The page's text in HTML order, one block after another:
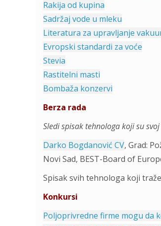
Rakija od kupina
Sadržaj vode u mleku
Literatura za upravljanje
Evropski standardi za voće
Stevia
Rastitelni masti
Bombaža konzervi
Berza rada
Sledi spisak tehnologa koji su
Darko Bogdanović CV, Grad:
Novi Sad, BEST-Board of
Spisak svih tehnologa koji
Konkursi
Poljoprivredne firme mogu da